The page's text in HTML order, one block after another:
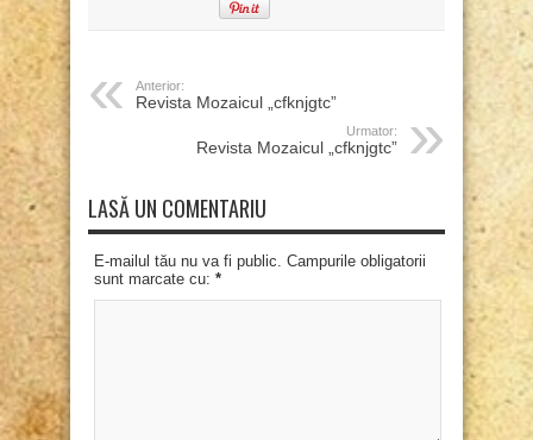
Anterior:
Revista Mozaicul „cfknjgtc”
Urmator:
Revista Mozaicul „cfknjgtc”
LASĂ UN COMENTARIU
E-mailul tău nu va fi public. Campurile obligatorii
sunt marcate cu: *